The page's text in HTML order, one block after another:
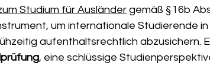
Studium für Ausländer gemäß § 16b
um internationale Studierende
aufenthaltsrechtlich abzusichern.
, eine schlüssige